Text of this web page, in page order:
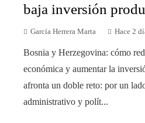
baja inversión
García Herrera Marta Hace 2
Bosnia y Herzegovina: cómo
económica y aumentar la
afronta un doble reto: por un
administrativo y polít...